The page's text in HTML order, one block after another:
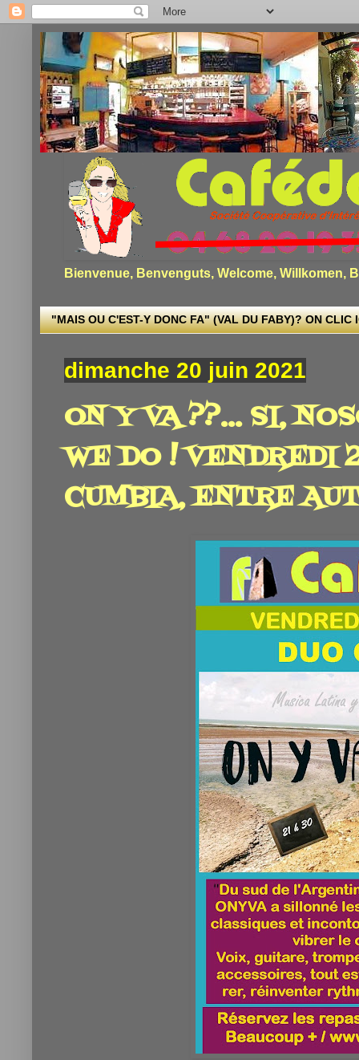
Bienvenue, Benvenguts, Welcome, Willkomen,
"MAIS OU C'EST-Y DONC FA" (VAL DU FABY)? ON CLIC
dimanche 20 juin 2021
ON Y VA ??... SI,
WE DO ! VENDREDI
CUMBIA, ENTRE